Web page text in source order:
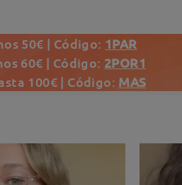
50€ | Código: 1PAR
60€ | Código: 2POR1
100€ | Código: MAS